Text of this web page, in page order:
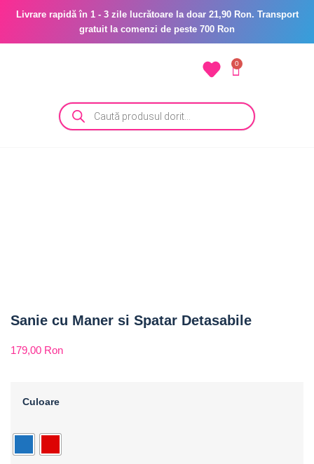
Livrare rapidă în 1 - 3 zile lucrătoare la doar 21,90 Ron. Transport
gratuit la comenzi de peste 700 Ron
0
Sanie cu Maner si Spatar Detasabile
179,00 Ron
Culoare